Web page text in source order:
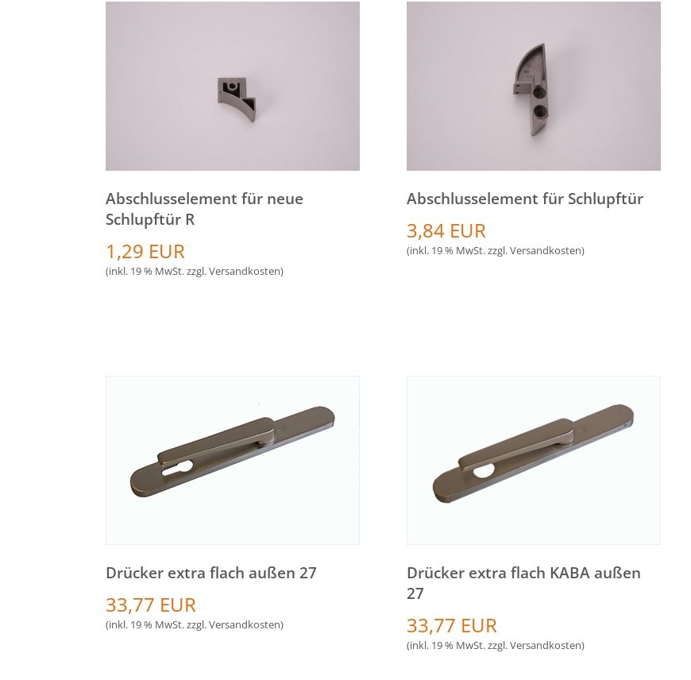
Abschlusselement für neue
Schlupftür R
1,29 EUR
(inkl. 19 % MwSt. zzgl.Versandkosten)
Abschlusselement für Schlupftür
3,84 EUR
(inkl. 19 % MwSt. zzgl.Versandkosten)
Drücker extra flach außen 27
33,77 EUR
(inkl. 19 % MwSt. zzgl.Versandkosten)
Drücker extra flach KABA außen
27
33,77 EUR
(inkl. 19 % MwSt. zzgl.Versandkosten)